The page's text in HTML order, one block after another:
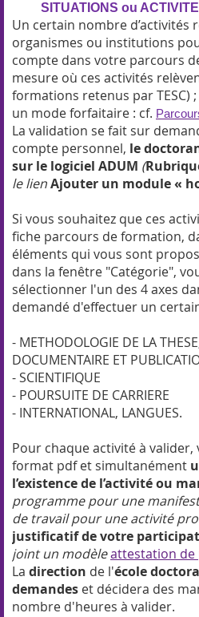
SITUATIONS ou
Un certain nombre d’activités
organismes ou institutions
compte dans votre parcours
mesure où ces activités
formations retenus par TESC)
un mode forfaitaire : cf.
La validation se fait sur
compte personnel, le
sur le logiciel ADUM (
le lienAjouter un module «
Si vous souhaitez que ces
fiche parcours de formation,
éléments qui vous sont
dans la fenêtre "Catégorie",
sélectionner l'un des 4 axes
demandé d'effectuer un
- METHODOLOGIE DE LA
DOCUMENTAIRE ET
- SCIENTIFIQUE
- POURSUITE DE CARRIERE
- INTERNATIONAL, LANGUES.
Pour chaque activité à
format pdf et simultanément
l’existence de l’activité ou
programme pour une
de travail pour une activité
justificatif de votre
joint un modèleattestation de
La direction de l'école
demandes et décidera des
nombre d'heures à valider.